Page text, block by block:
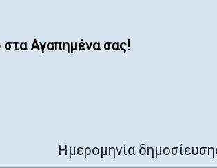
στα Αγαπημένα σας!
Ημερομηνία